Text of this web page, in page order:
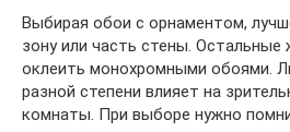
Выбирая обои с орнаментом,
зону или часть стены. Остальные
оклеить монохромными обоями.
разной степени влияет на
комнаты. При выборе нужно